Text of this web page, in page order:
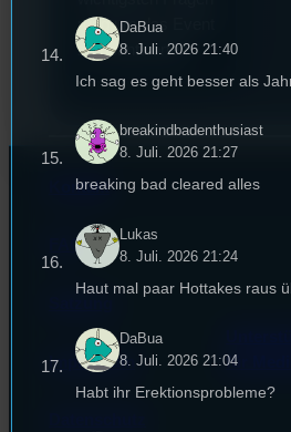
rund um das Event
zu beantworten.
Kontakt
FAQ
Impressum
für
DaBua
8. Juli. 2026 21:40
Ich sag es geht besser als
breakindbadenthusiast
8. Juli. 2026 21:27
breaking bad cleared alles
Lukas
8. Juli. 2026 21:24
Haut mal paar Hottakes raus
DaBua
8. Juli. 2026 21:04
Habt ihr Erektionsprobleme?